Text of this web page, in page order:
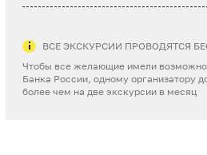
ВСЕ ЭКСКУРСИИ ПРОВОДЯТСЯ
Чтобы все желающие имели
Банка России, одному организатору
более чем на две экскурсии в месяц